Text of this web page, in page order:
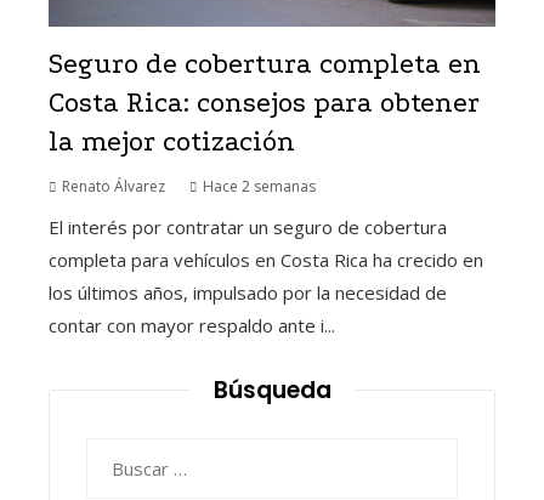
Seguro de cobertura completa en
Costa Rica: consejos para obtener
la mejor cotización
Renato Álvarez Hace 2 semanas
El interés por contratar un seguro de cobertura
completa para vehículos en Costa Rica ha crecido en
los últimos años, impulsado por la necesidad de
contar con mayor respaldo ante i...
Búsqueda